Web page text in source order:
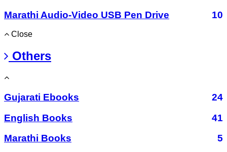
Marathi Audio-Video USB Pen Drive
10
Close
Others
Gujarati Ebooks
24
English Books
41
Marathi Books
5